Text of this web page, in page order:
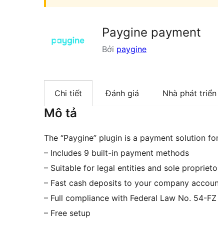
Paygine payment
Bởi paygine
Chi tiết Đánh giá Nhà phát triển
Mô tả
The “Paygine” plugin is a payment solution
– Includes 9 built-in payment methods
– Suitable for legal entities and sole
– Fast cash deposits to your company
– Full compliance with Federal Law No. 54-FZ
– Free setup